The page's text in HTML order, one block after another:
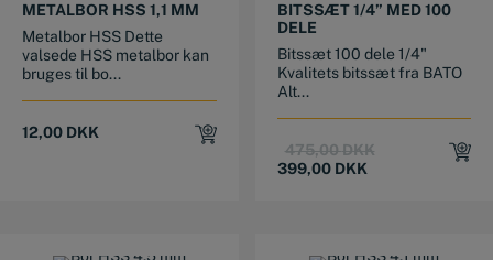
METALBOR HSS 1,1 MM
Metalbor HSS Dette
valsede HSS metalbor kan
bruges til bo...
12,00 DKK
BITSSÆT 1/4” MED 100
DELE
Bitssæt 100 dele 1/4"
Kvalitets bitssæt fra BATO
Alt...
475,00DKKOriginal
399,00 DKK
Current